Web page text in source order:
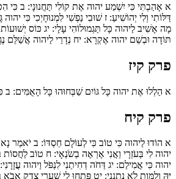
א אָהַבְתִּי כִּי יִשְׁמַע יהוה אֶת קוֹלִי תַּחֲנוּנָי: ב כִּי
דַּלּוֹתִי וְלִי יְהוֹשִׁיעַ: ז שׁוּבִי נַפְשִׁי לִמְנוּחָיְכִי כִּי יהוה
מָה אָשִׁיב לַיהוה כָּל תַּגְמוּלוֹהִי עָלָי: יג כּוֹס
תּוֹדָה וּבְשֵׁם יהוה אֶקְרָא: יח נְדָרַי לַיהוה אֲשַׁלֵּם
פרק קיז
א הַלְלוּ אֶת יהוה כָּל גּוֹיִם שַׁבְּחוּהוּ כָּל הָאֻמִּים: ב
פרק קיח
א הוֹדוּ לַיהוה כִּי טוֹב כִּי לְעוֹלָם חַסְדּוֹ: ב יֹאמַר
יהוה לִי בְּעֹזְרָי וַאֲנִי אֶרְאֶה בְשֹׂנְאָי: ח טוֹב
יהוה כִּי אֲמִילַם: יג דַּחֹה דְחִיתַנִי לִנְפֹּל וַיהוה עֲזָרָנִי:
יָּהּ וְלַמָּוֶת לֹא נְתָנָנִי: יט פִּתְחוּ לִי שַׁעֲרֵי צֶדֶק אָבֹא